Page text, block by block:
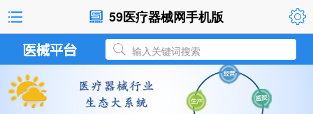
59医疗器械网手机版
输入关键词搜索